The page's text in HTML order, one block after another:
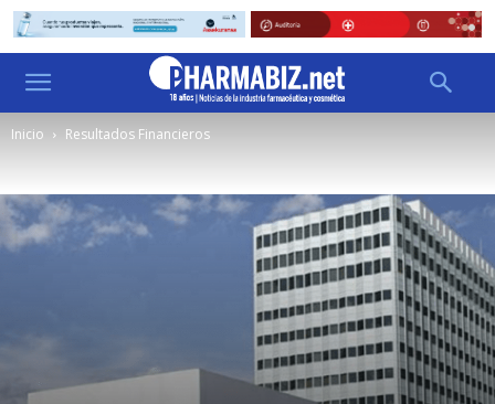
Inicio Resultados Financieros